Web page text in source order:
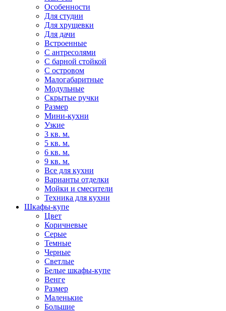
Особенности
Для студии
Для хрущевки
Для дачи
Встроенные
С антресолями
С барной стойкой
С островом
Малогабаритные
Модульные
Скрытые ручки
Размер
Мини-кухни
Узкие
3 кв. м.
5 кв. м.
6 кв. м.
9 кв. м.
Все для кухни
Варианты отделки
Мойки и смесители
Техника для кухни
Шкафы-купе
Цвет
Коричневые
Серые
Темные
Черные
Светлые
Белые шкафы-купе
Венге
Размер
Маленькие
Большие